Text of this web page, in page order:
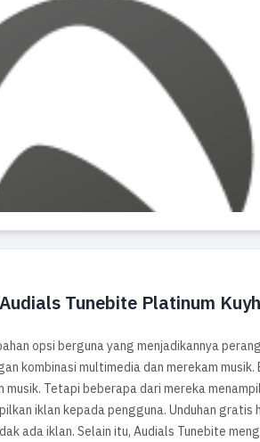
Tunebite Platinum
opsi berguna yang menjadikannya
kombinasi multimedia dan merekam
Tetapi beberapa dari mereka
iklan kepada pengguna. Unduhan
ada iklan. Selain itu, Audials Tunebite